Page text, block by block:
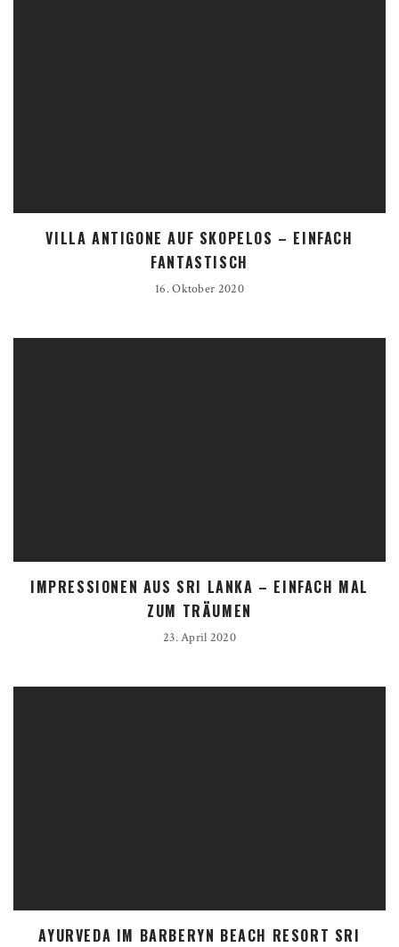
VILLA ANTIGONE AUF SKOPELOS – EINFACH
FANTASTISCH
16. Oktober 2020
IMPRESSIONEN AUS SRI LANKA – EINFACH MAL
ZUM TRÄUMEN
23. April 2020
AYURVEDA IM BARBERYN BEACH RESORT SRI